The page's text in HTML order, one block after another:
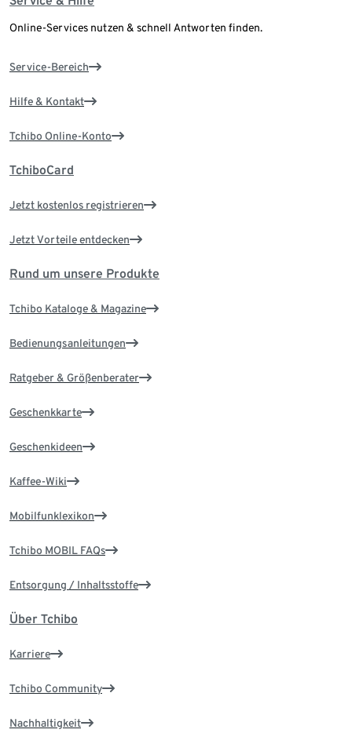
Online-Services nutzen & schnell Antworten finden.
Service-Bereich
Hilfe & Kontakt
Tchibo Online-Konto
TchiboCard
Jetzt kostenlos registrieren
Jetzt Vorteile entdecken
Rund um unsere Produkte
Tchibo Kataloge & Magazine
Bedienungsanleitungen
Ratgeber & Größenberater
Geschenkkarte
Geschenkideen
Kaffee-Wiki
Mobilfunklexikon
Tchibo MOBIL FAQs
Entsorgung / Inhaltsstoffe
Über Tchibo
Karriere
Tchibo Community
Nachhaltigkeit